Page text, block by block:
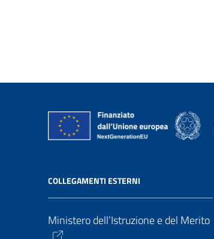
COLLEGAMENTI ESTERNI
Ministero dell’Istruzione e del Merito